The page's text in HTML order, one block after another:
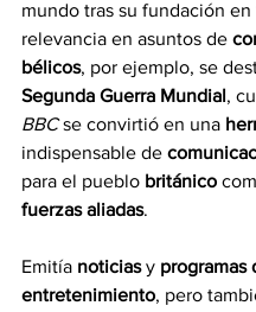
mundo tras su fundación en
relevancia en asuntos de
bélicos, por ejemplo, se
Segunda Guerra Mundial,
BBC se convirtió en una
indispensable de
para el pueblo británico
fuerzas aliadas.
Emitía noticias y programas
entretenimiento, pero